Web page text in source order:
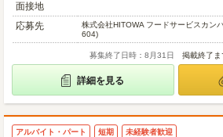
面接地
応募先
株式会社HITOWA フードサービスカン
604)
募集終了日時：8月31日 掲載終了ま
詳細を見る
アルバイト・パート 短期 未経験者歓迎